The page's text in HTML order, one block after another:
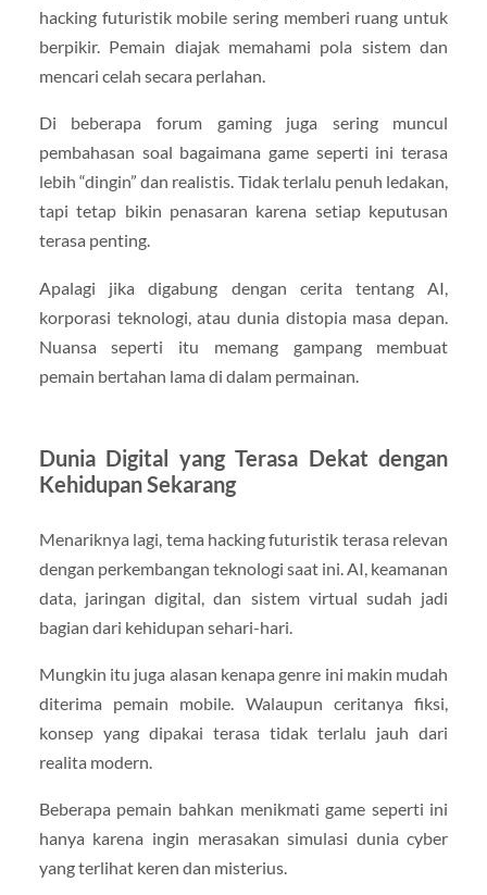
hacking futuristik mobile sering memberi ruang untuk
berpikir. Pemain diajak memahami pola sistem dan
mencari celah secara perlahan.
Di beberapa forum gaming juga sering muncul
pembahasan soal bagaimana game seperti ini terasa
lebih “dingin” dan realistis. Tidak terlalu penuh ledakan,
tapi tetap bikin penasaran karena setiap keputusan
terasa penting.
Apalagi jika digabung dengan cerita tentang AI,
korporasi teknologi, atau dunia distopia masa depan.
Nuansa seperti itu memang gampang membuat
pemain bertahan lama di dalam permainan.
Dunia Digital yang Terasa Dekat dengan
Kehidupan Sekarang
Menariknya lagi, tema hacking futuristik terasa relevan
dengan perkembangan teknologi saat ini. AI, keamanan
data, jaringan digital, dan sistem virtual sudah jadi
bagian dari kehidupan sehari-hari.
Mungkin itu juga alasan kenapa genre ini makin mudah
diterima pemain mobile. Walaupun ceritanya fiksi,
konsep yang dipakai terasa tidak terlalu jauh dari
realita modern.
Beberapa pemain bahkan menikmati game seperti ini
hanya karena ingin merasakan simulasi dunia cyber
yang terlihat keren dan misterius.